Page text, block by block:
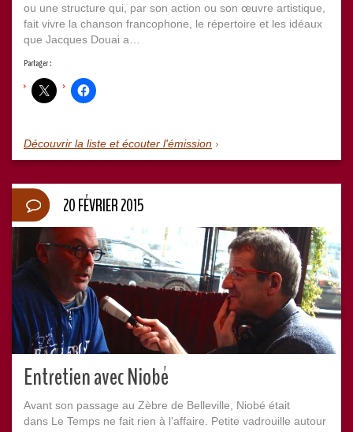
ou une structure qui, par son action ou son œuvre artistique,
fait vivre la chanson francophone, le répertoire et les idéaux
que Jacques Douai a…
Partager :
Découvrir la liste et écouter l'émission
Entretien avec Niobé
Avant son passage au Zèbre de Belleville, Niobé était
dans Le Temps ne fait rien à l’affaire. Petite vadrouille autour
20 FÉVRIER 2015